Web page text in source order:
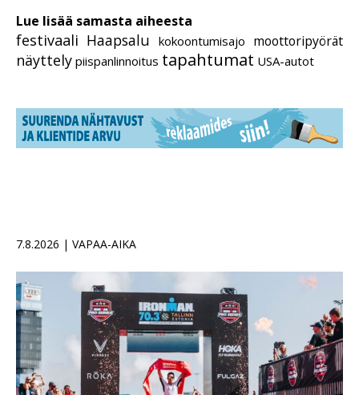
Lue lisää samasta aiheesta
festivaali Haapsalu kokoontumisajo moottoripyörät
näyttely piispanlinnoitus tapahtumat USA-autot
7.8.2026 | VAPAA-AIKA